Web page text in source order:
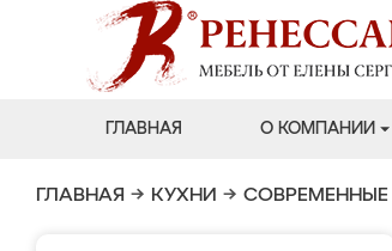
ГЛАВНАЯ О КОМПАНИИ
ГЛАВНАЯ → КУХНИ → СОВРЕМЕННЫЕ